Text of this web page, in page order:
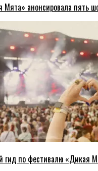
Мята» анонсировала пять
гид по фестивалю «Дикая